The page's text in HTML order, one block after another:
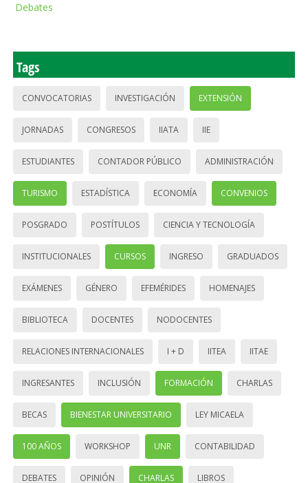
Debates
Tags
CONVOCATORIAS INVESTIGACIÓN EXTENSIÓN
JORNADAS CONGRESOS IIATA IIE
ESTUDIANTES CONTADOR PÚBLICO ADMINISTRACIÓN
TURISMO ESTADÍSTICA ECONOMÍA CONVENIOS
POSGRADO POSTÍTULOS CIENCIA Y TECNOLOGÍA
INSTITUCIONALES CURSOS INGRESO GRADUADOS
EXÁMENES GÉNERO EFEMÉRIDES HOMENAJES
BIBLIOTECA DOCENTES NODOCENTES
RELACIONES INTERNACIONALES I + D IITEA IITAE
INGRESANTES INCLUSIÓN FORMACIÓN CHARLAS
BECAS BIENESTAR UNIVERSITARIO LEY MICAELA
100 AÑOS WORKSHOP UNR CONTABILIDAD
DEBATES OPINIÓN CHARLAS LIBROS